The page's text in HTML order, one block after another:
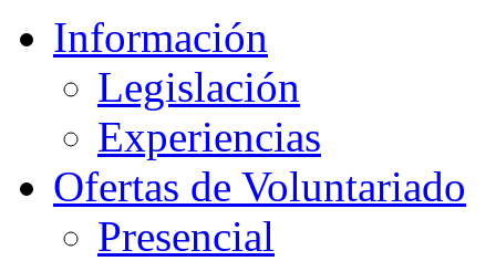
Información
Legislación
Experiencias
Ofertas de Voluntariado
Presencial